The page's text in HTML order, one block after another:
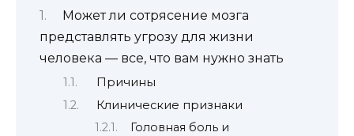
Может ли сотрясение мозга
представлять угрозу для жизни
человека — все, что вам нужно знать
Причины
Клинические признаки
Головная боль и